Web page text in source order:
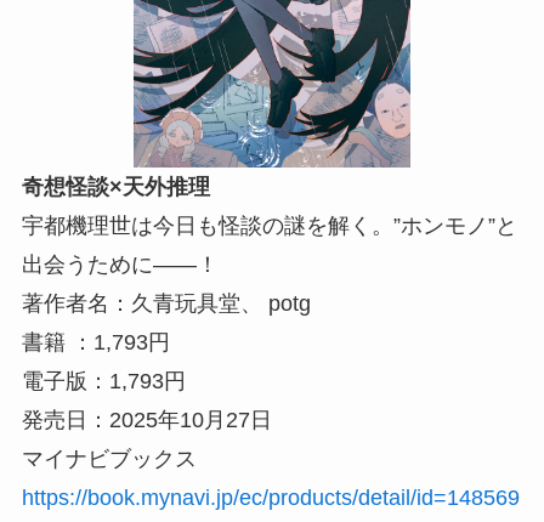
奇想怪談×天外推理
宇都機理世は今日も怪談の謎を解く。”ホンモノ”と
出会うために――！
著作者名：久青玩具堂、 potg
書籍 ：1,793円
電子版：1,793円
発売日：2025年10月27日
マイナビブックス
https://book.mynavi.jp/ec/products/detail/id=148569